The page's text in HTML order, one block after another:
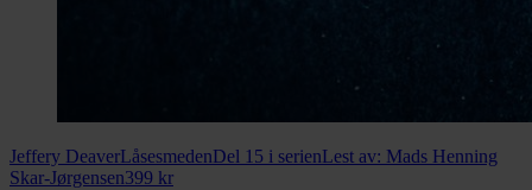
Jeffery DeaverLåsesmedenDel 15 i serienLest av: Mads Henning
Skar-Jørgensen399 kr